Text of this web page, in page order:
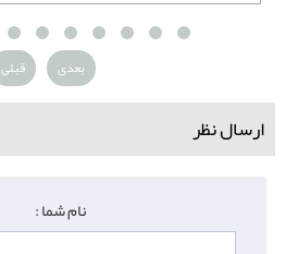
قبلی بعدی
ارسال نظر
نام شما :